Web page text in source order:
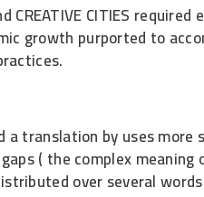
CREATIVE CITIES
growth purported to
a translation by uses more
( the complex meaning
over several